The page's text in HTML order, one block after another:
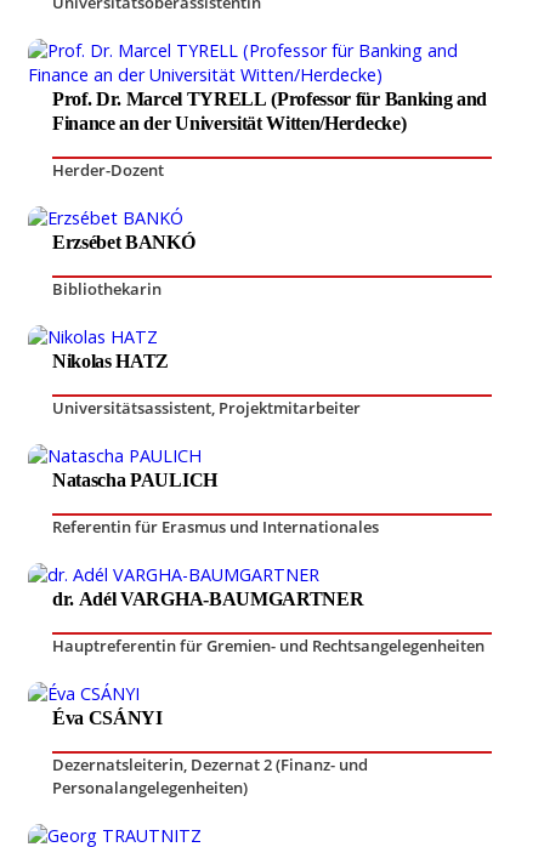
Prof. Dr. Marcel TYRELL (Professor für Banking and
Finance an der Universität Witten/Herdecke)
Herder-Dozent
Erzsébet BANKÓ
Bibliothekarin
Nikolas HATZ
Universitätsassistent Projektmitarbeiter
Natascha PAULICH
Referentin für Erasmus und Internationales
dr. Adél VARGHA-BAUMGARTNER
Hauptreferentin für Gremien- und Rechtsangelegenheiten
Éva CSÁNYI
Dezernatsleiterin, Dezernat 2 (Finanz- und
Personalangelegenheiten)